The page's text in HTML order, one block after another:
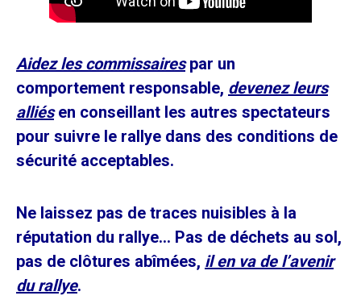
Aidez les commissairespar un
comportement responsable, devenez leurs
alliésen conseillant les autres spectateurs
pour suivre le rallye dans des conditions de
sécurité acceptables.
Ne laissez pas de traces nuisibles à la
réputation du rallye… Pas de déchets au sol,
pas de clôtures abîmées, il en va de l’avenir
du rallye.